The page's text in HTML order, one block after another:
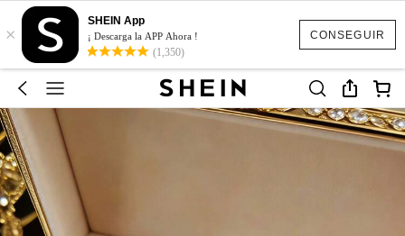
CONSEGUIR
×
SHEIN App
¡ Descarga la APP Ahora !
(1,350)